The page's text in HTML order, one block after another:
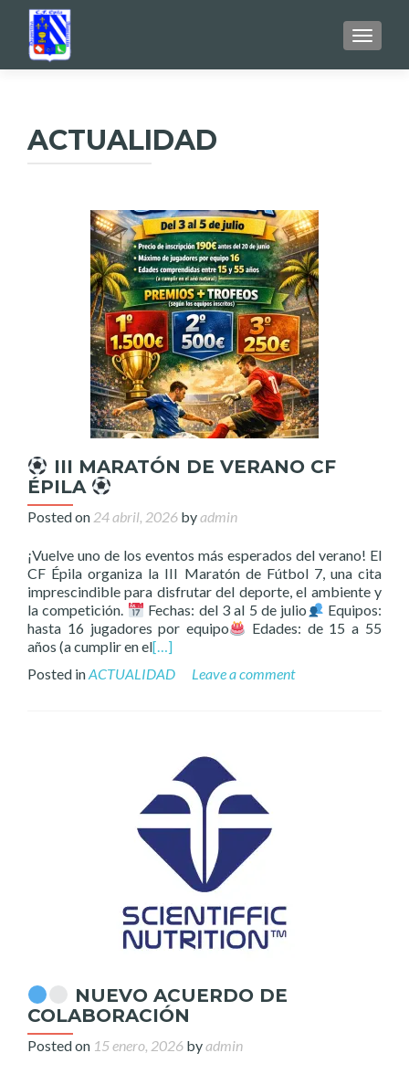
ACTUALIDAD
III MARATÓN DE VERANO CF
ÉPILA
Posted on 24 abril, 2026 byadmin
¡Vuelve uno de los eventos más esperados del verano! El
CF Épila organiza la III Maratón de Fútbol 7, una cita
imprescindible para disfrutar del deporte, el ambiente y
la competición.
Fechas: del 3 al 5 de julio
Equipos:
hasta 16 jugadores por equipo
Edades: de 15 a 55
años (a cumplir en el[…]
Posted inACTUALIDAD Leave a comment
NUEVO ACUERDO DE
COLABORACIÓN
Posted on 15 enero, 2026 byadmin